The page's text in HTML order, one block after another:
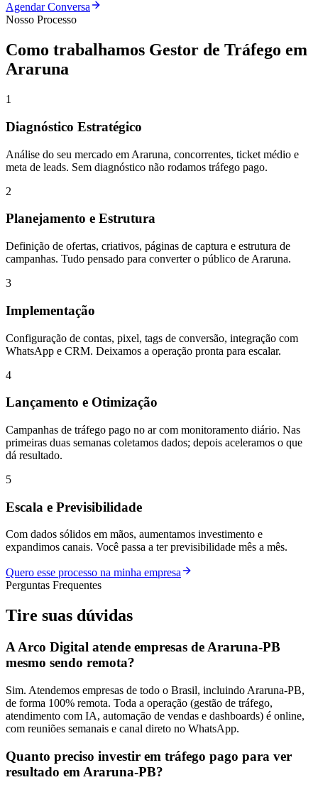
Agendar Conversa
Nosso Processo
Como trabalhamos Gestor de Tráfego em
Araruna
1
Diagnóstico Estratégico
Análise do seu mercado em Araruna, concorrentes, ticket médio e
meta de leads. Sem diagnóstico não rodamos tráfego pago.
2
Planejamento e Estrutura
Definição de ofertas, criativos, páginas de captura e estrutura de
campanhas. Tudo pensado para converter o público de Araruna.
3
Implementação
Configuração de contas, pixel, tags de conversão, integração com
WhatsApp e CRM. Deixamos a operação pronta para escalar.
4
Lançamento e Otimização
Campanhas de tráfego pago no ar com monitoramento diário. Nas
primeiras duas semanas coletamos dados; depois aceleramos o que
dá resultado.
5
Escala e Previsibilidade
Com dados sólidos em mãos, aumentamos investimento e
expandimos canais. Você passa a ter previsibilidade mês a mês.
Quero esse processo na minha empresa
Perguntas Frequentes
Tire suas dúvidas
A Arco Digital atende empresas de Araruna-PB
mesmo sendo remota?
Sim. Atendemos empresas de todo o Brasil, incluindo Araruna-PB,
de forma 100% remota. Toda a operação (gestão de tráfego,
atendimento com IA, automação de vendas e dashboards) é online,
com reuniões semanais e canal direto no WhatsApp.
Quanto preciso investir em tráfego pago para ver
resultado em Araruna-PB?